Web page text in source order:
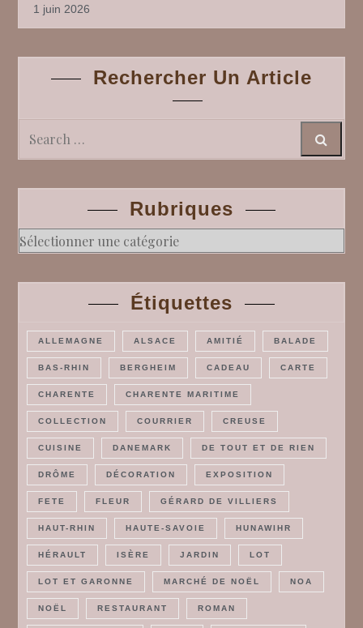
1 juin 2026
Rechercher Un Article
Rubriques
Rubriques
Étiquettes
ALLEMAGNE ALSACE AMITIÉ BALADE
BAS-RHIN BERGHEIM CADEAU CARTE
CHARENTE CHARENTE MARITIME
COLLECTION COURRIER CREUSE
CUISINE DANEMARK DE TOUT ET DE RIEN
DRÔME DÉCORATION EXPOSITION
FETE FLEUR GÉRARD DE VILLIERS
HAUT-RHIN HAUTE-SAVOIE HUNAWIHR
HÉRAULT ISÈRE JARDIN LOT
LOT ET GARONNE MARCHÉ DE NOËL NOA
NOËL RESTAURANT ROMAN